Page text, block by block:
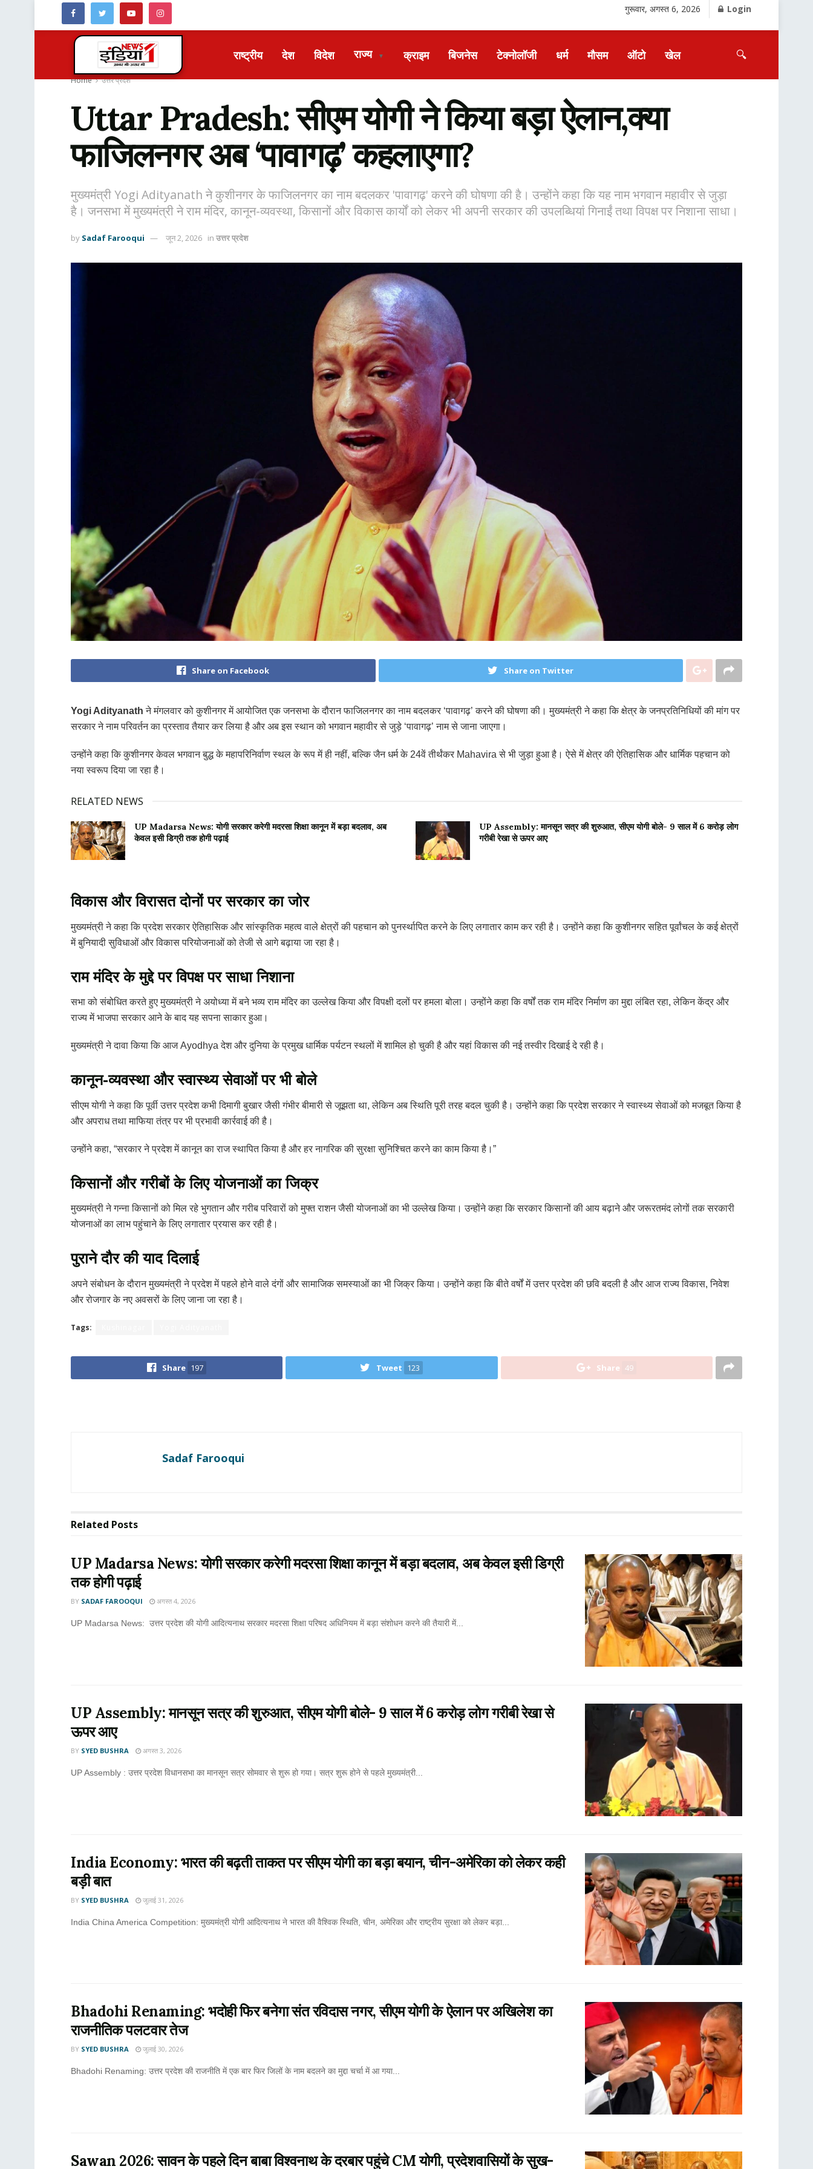
गुरूवार, अगस्त 6, 2026 Login
राष्ट्रीय देश विदेश राज्य ▼ क्राइम बिजनेस टेक्नोलॉजी धर्म मौसम ऑटो खेल 🔍
Home उत्तर प्रदेश
Uttar Pradesh: सीएम योगी ने किया बड़ा ऐलान,क्या
फाजिलनगर अब ‘पावागढ़’ कहलाएगा?
मुख्यमंत्री Yogi Adityanath ने कुशीनगर के फाजिलनगर का नाम बदलकर 'पावागढ़' करने की घोषणा की है। उन्होंने कहा कि यह नाम भगवान महावीर से जुड़ा
है। जनसभा में मुख्यमंत्री ने राम मंदिर, कानून-व्यवस्था, किसानों और विकास कार्यों को लेकर भी अपनी सरकार की उपलब्धियां गिनाईं तथा विपक्ष पर निशाना साधा।
by Sadaf Farooqui जून 2, 2026 in उत्तर प्रदेश
Share on Facebook Share on Twitter
Yogi Adityanath ने मंगलवार को कुशीनगर में आयोजित एक जनसभा के दौरान फाजिलनगर का नाम बदलकर ‘पावागढ़’ करने की घोषणा की। मुख्यमंत्री ने कहा कि क्षेत्र के जनप्रतिनिधियों की मांग पर
सरकार ने नाम परिवर्तन का प्रस्ताव तैयार कर लिया है और अब इस स्थान को भगवान महावीर से जुड़े ‘पावागढ़’ नाम से जाना जाएगा।
उन्होंने कहा कि कुशीनगर केवल भगवान बुद्ध के महापरिनिर्वाण स्थल के रूप में ही नहीं, बल्कि जैन धर्म के 24वें तीर्थंकर Mahavira से भी जुड़ा हुआ है। ऐसे में क्षेत्र की ऐतिहासिक और धार्मिक पहचान को
नया स्वरूप दिया जा रहा है।
RELATED NEWS
UP Madarsa News: योगी सरकार करेगी मदरसा शिक्षा कानून में बड़ा बदलाव, अब
केवल इसी डिग्री तक होगी पढ़ाई
UP Assembly: मानसून सत्र की शुरुआत, सीएम योगी बोले- 9 साल में 6 करोड़ लोग
गरीबी रेखा से ऊपर आए
विकास और विरासत दोनों पर सरकार का जोर
मुख्यमंत्री ने कहा कि प्रदेश सरकार ऐतिहासिक और सांस्कृतिक महत्व वाले क्षेत्रों की पहचान को पुनर्स्थापित करने के लिए लगातार काम कर रही है। उन्होंने कहा कि कुशीनगर सहित पूर्वांचल के कई क्षेत्रों
में बुनियादी सुविधाओं और विकास परियोजनाओं को तेजी से आगे बढ़ाया जा रहा है।
राम मंदिर के मुद्दे पर विपक्ष पर साधा निशाना
सभा को संबोधित करते हुए मुख्यमंत्री ने अयोध्या में बने भव्य राम मंदिर का उल्लेख किया और विपक्षी दलों पर हमला बोला। उन्होंने कहा कि वर्षों तक राम मंदिर निर्माण का मुद्दा लंबित रहा, लेकिन केंद्र और
राज्य में भाजपा सरकार आने के बाद यह सपना साकार हुआ।
मुख्यमंत्री ने दावा किया कि आज Ayodhya देश और दुनिया के प्रमुख धार्मिक पर्यटन स्थलों में शामिल हो चुकी है और यहां विकास की नई तस्वीर दिखाई दे रही है।
कानून-व्यवस्था और स्वास्थ्य सेवाओं पर भी बोले
सीएम योगी ने कहा कि पूर्वी उत्तर प्रदेश कभी दिमागी बुखार जैसी गंभीर बीमारी से जूझता था, लेकिन अब स्थिति पूरी तरह बदल चुकी है। उन्होंने कहा कि प्रदेश सरकार ने स्वास्थ्य सेवाओं को मजबूत किया है
और अपराध तथा माफिया तंत्र पर भी प्रभावी कार्रवाई की है।
उन्होंने कहा, “सरकार ने प्रदेश में कानून का राज स्थापित किया है और हर नागरिक की सुरक्षा सुनिश्चित करने का काम किया है।”
किसानों और गरीबों के लिए योजनाओं का जिक्र
मुख्यमंत्री ने गन्ना किसानों को मिल रहे भुगतान और गरीब परिवारों को मुफ्त राशन जैसी योजनाओं का भी उल्लेख किया। उन्होंने कहा कि सरकार किसानों की आय बढ़ाने और जरूरतमंद लोगों तक सरकारी
योजनाओं का लाभ पहुंचाने के लिए लगातार प्रयास कर रही है।
पुराने दौर की याद दिलाई
अपने संबोधन के दौरान मुख्यमंत्री ने प्रदेश में पहले होने वाले दंगों और सामाजिक समस्याओं का भी जिक्र किया। उन्होंने कहा कि बीते वर्षों में उत्तर प्रदेश की छवि बदली है और आज राज्य विकास, निवेश
और रोजगार के नए अवसरों के लिए जाना जा रहा है।
Tags:
Share 197 Tweet 123 Share 49
Sadaf Farooqui
Related Posts
UP Madarsa News: योगी सरकार करेगी मदरसा शिक्षा कानून में बड़ा बदलाव, अब केवल इसी डिग्री
तक होगी पढ़ाई
BY SADAF FAROOQUI अगस्त 4, 2026
UP Madarsa News: उत्तर प्रदेश की योगी आदित्यनाथ सरकार मदरसा शिक्षा परिषद अधिनियम में बड़ा संशोधन करने की तैयारी में...
UP Assembly: मानसून सत्र की शुरुआत, सीएम योगी बोले- 9 साल में 6 करोड़ लोग गरीबी रेखा से
ऊपर आए
BY SYED BUSHRA अगस्त 3, 2026
UP Assembly : उत्तर प्रदेश विधानसभा का मानसून सत्र सोमवार से शुरू हो गया। सत्र शुरू होने से पहले मुख्यमंत्री...
India Economy: भारत की बढ़ती ताकत पर सीएम योगी का बड़ा बयान, चीन-अमेरिका को लेकर कही
बड़ी बात
BY SYED BUSHRA जुलाई 31, 2026
India China America Competition: मुख्यमंत्री योगी आदित्यनाथ ने भारत की वैश्विक स्थिति, चीन, अमेरिका और राष्ट्रीय सुरक्षा को लेकर बड़ा...
Bhadohi Renaming: भदोही फिर बनेगा संत रविदास नगर, सीएम योगी के ऐलान पर अखिलेश का
राजनीतिक पलटवार तेज
BY SYED BUSHRA जुलाई 30, 2026
Bhadohi Renaming: उत्तर प्रदेश की राजनीति में एक बार फिर जिलों के नाम बदलने का मुद्दा चर्चा में आ गया...
Sawan 2026: सावन के पहले दिन बाबा विश्वनाथ के दरबार पहुंचे CM योगी, प्रदेशवासियों के सुख-